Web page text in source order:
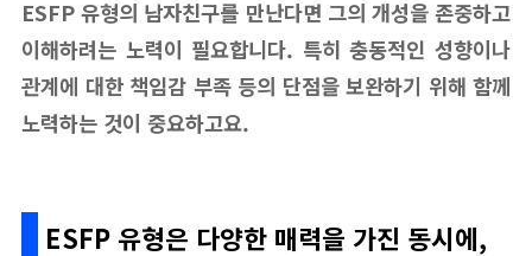
ESFP 유형의 남자친구를 만난다면 그의 개성을 존중하고
이해하려는 노력이 필요합니다. 특히 충동적인 성향이나
관계에 대한 책임감 부족 등의 단점을 보완하기 위해 함께
노력하는 것이 중요하고요.
ESFP 유형은 다양한 매력을 가진 동시에,